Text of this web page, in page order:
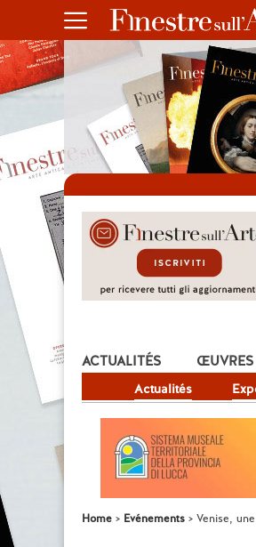
ACTUALITÉS
Actualités
ŒUVRES
Home Evénements Venise,